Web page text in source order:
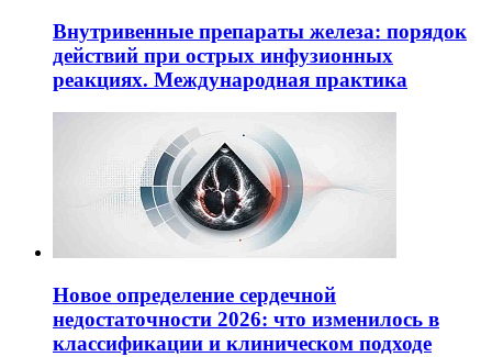
Внутривенные препараты железа: порядок
действий при острых инфузионных
реакциях. Международная практика
Новое определение сердечной
недостаточности 2026: что изменилось в
классификации и клиническом подходе